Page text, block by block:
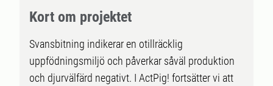
Kort om projektet
Svansbitning indikerar en otillräcklig
uppfödningsmiljö och påverkar såväl produktion
och djurvälfärd negativt. I ActPig! fortsätter vi att